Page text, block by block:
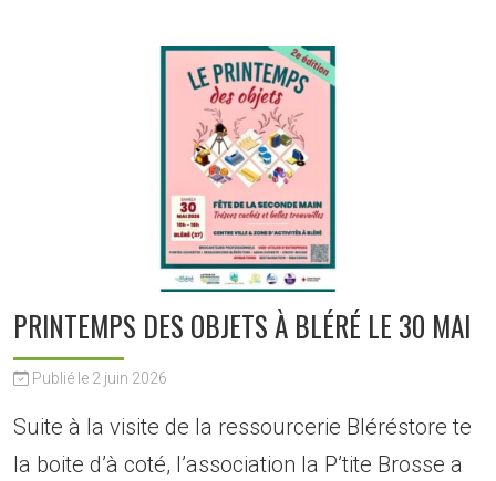
PRINTEMPS DES OBJETS À BLÉRÉ LE 30 MAI
Publié le 2 juin 2026
Suite à la visite de la ressourcerie Bléréstore te
la boite d’à coté, l’association la P’tite Brosse a